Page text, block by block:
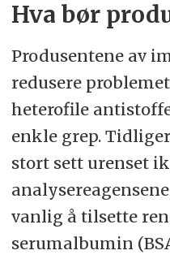
Hva bør
Produsentene av
redusere
heterofile
enkle grep.
stort sett urenset
vanlig å tilsette
serumalbumin